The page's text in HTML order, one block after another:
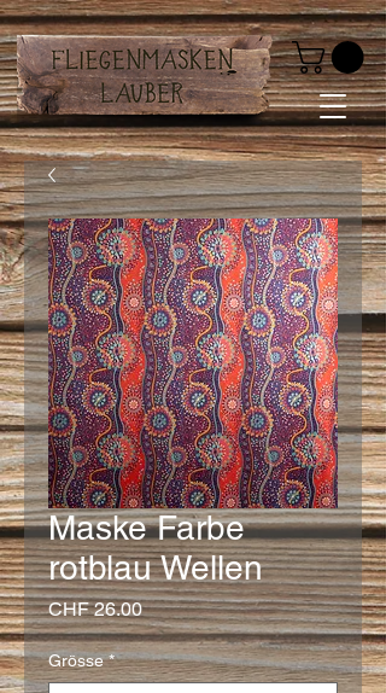
Maske Farbe
rotblau Wellen
CHF 26.00Preis
Grösse *